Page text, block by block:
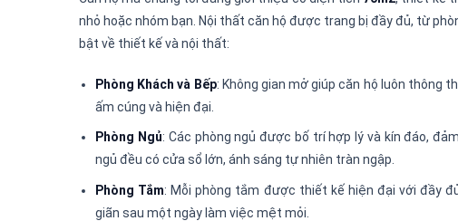
nhỏ hoặc nhóm bạn. Nội thất căn hộ được trang bị đầy đủ, từ
bật về thiết kế và nội thất:
Phòng Khách và Bếp: Không gian mở giúp căn hộ luôn thông
ấm cúng và hiện đại.
Phòng Ngủ: Các phòng ngủ được bố trí hợp lý và kín đáo,
ngủ đều có cửa sổ lớn, ánh sáng tự nhiên tràn ngập.
Phòng Tắm: Mỗi phòng tắm được thiết kế hiện đại với đầy
giãn sau một ngày làm việc mệt mỏi.